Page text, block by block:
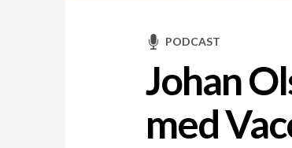
PODCAST
Johan
med